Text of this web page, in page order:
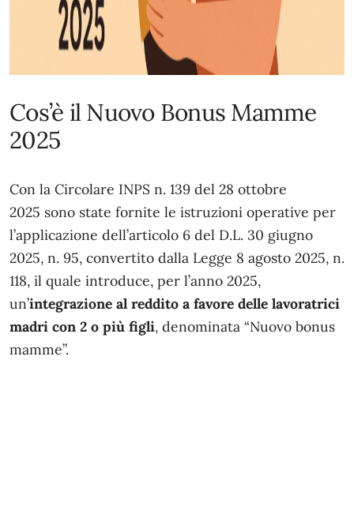
Cos’è il Nuovo Bonus Mamme
2025
Con la Circolare INPS n. 139 del 28 ottobre
2025 sono state fornite le istruzioni operative per
l’applicazione dell’articolo 6 del D.L. 30 giugno
2025, n. 95, convertito dalla Legge 8 agosto 2025, n.
118, il quale introduce, per l’anno 2025,
un’integrazione al reddito a favore delle lavoratrici
madri con 2 o più figli, denominata “Nuovo bonus
mamme”.